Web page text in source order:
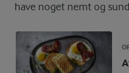
have noget nemt og